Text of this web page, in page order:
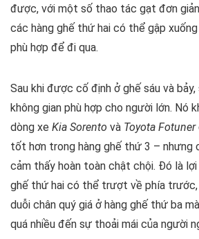
được, với một số thao tác gạt đơn
các hàng ghế thứ hai có thể gập
phù hợp để đi qua.
Sau khi được cố định ở ghế sáu và
không gian phù hợp cho người lớn. Nó
dòng xe Kia Sorento và Toyota Fotuner
tốt hơn trong hàng ghế thứ 3 – nhưng
cảm thấy hoàn toàn chật chội. Đó là
ghế thứ hai có thể trượt về phía trước,
duỗi chân quý giá ở hàng ghế thứ ba
quá nhiều đến sự thoải mái của người